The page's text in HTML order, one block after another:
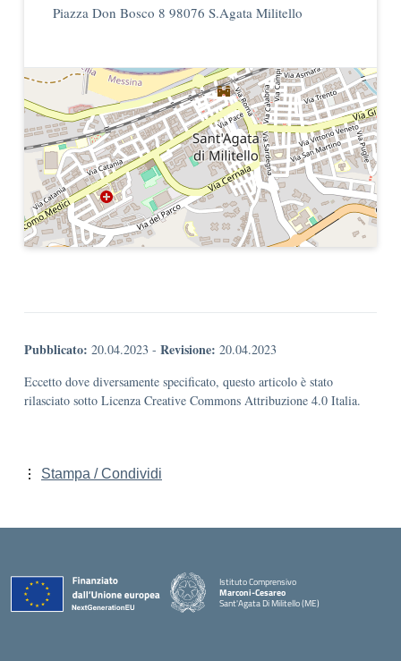
Piazza Don Bosco 8 98076 S.Agata Militello
Pubblicato: 20.04.2023 - Revisione: 20.04.2023
Eccetto dove diversamente specificato, questo articolo è stato
rilasciato sotto Licenza Creative Commons Attribuzione 4.0 Italia.
Stampa / Condividi
Istituto Comprensivo
Marconi-Cesareo
Sant'Agata Di Militello (ME)
— Visita la pagina iniziale della scuola